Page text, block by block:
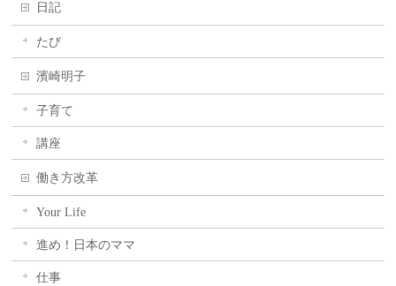
日記
たび
濱崎明子
子育て
講座
働き方改革
Your Life
進め！日本のママ
仕事